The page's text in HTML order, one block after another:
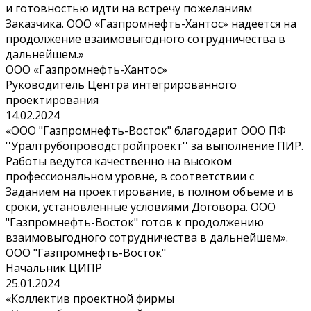
и готовностью идти на встречу пожеланиям
Заказчика. ООО «Газпромнефть-Хантос» надеется на
продолжение взаимовыгодного сотрудничества в
дальнейшем.»
ООО «Газпромнефть-Хантос»
Руководитель Центра интегрированного
проектирования
14.02.2024
«ООО "Газпромнефть-Восток" благодарит ООО ПФ
''Уралтрубопроводстройпроект'' за выполнение ПИР.
Работы ведутся качественно на высоком
профессиональном уровне, в соответствии с
Заданием на проектирование, в полном объеме и в
сроки, установленные условиями Договора. ООО
"Газпромнефть-Восток" готов к продолжению
взаимовыгодного сотрудничества в дальнейшем».
ООО "Газпромнефть-Восток"
Начальник ЦИПР
25.01.2024
«Коллектив проектной фирмы